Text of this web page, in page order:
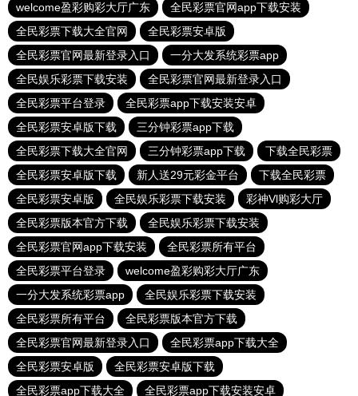
welcome盈彩购彩大厅广东
全民彩票官网app下载安装
全民彩票下载大全官网
全民彩票安卓版
全民彩票官网最新登录入口
一分大发系统彩票app
全民娱乐彩票下载安装
全民彩票官网最新登录入口
全民彩票平台登录
全民彩票app下载安装安卓
全民彩票安卓版下载
三分钟彩票app下载
全民彩票下载大全官网
三分钟彩票app下载
下载全民彩票
全民彩票安卓版下载
新人送29元彩金平台
下载全民彩票
全民彩票安卓版
全民娱乐彩票下载安装
彩神Vl购彩大厅
全民彩票版本官方下载
全民娱乐彩票下载安装
全民彩票官网app下载安装
全民彩票所有平台
全民彩票平台登录
welcome盈彩购彩大厅广东
一分大发系统彩票app
全民娱乐彩票下载安装
全民彩票所有平台
全民彩票版本官方下载
全民彩票官网最新登录入口
全民彩票app下载大全
全民彩票安卓版
全民彩票安卓版下载
全民彩票app下载大全
全民彩票app下载安装安卓